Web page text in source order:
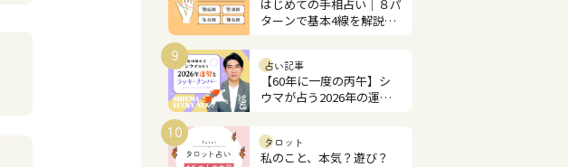
はじめての手相占い｜８パ
ターンで基本4線を解説！
9
占い記事
【60年に一度の丙午】シ
ウマが占う2026年の運勢
10
タロット
私のこと、本気？遊び？